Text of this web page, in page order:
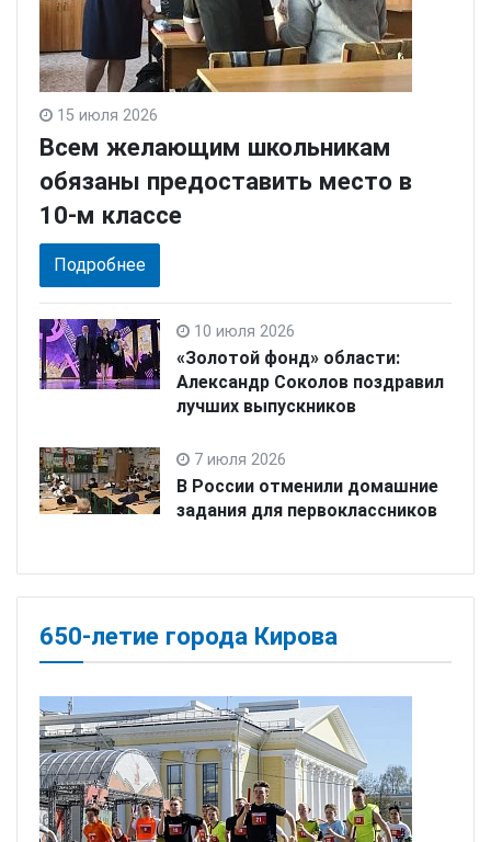
15 июля 2026
Всем желающим школьникам
обязаны предоставить место в
10-м классе
Подробнее
10 июля 2026
«Золотой фонд» области:
Александр Соколов поздравил
лучших выпускников
7 июля 2026
В России отменили домашние
задания для первоклассников
650-летие города Кирова